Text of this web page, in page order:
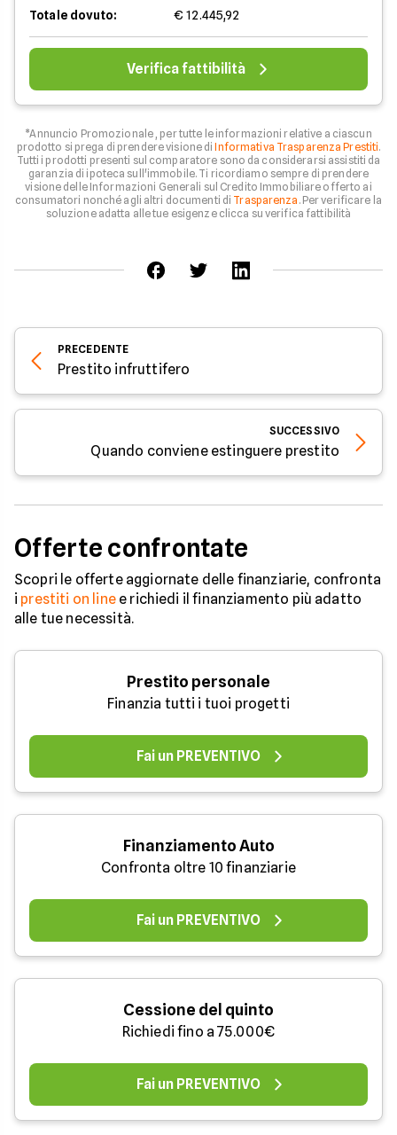
Totale dovuto: € 12.445,92
Verifica fattibilità
*Annuncio Promozionale , per tutte le informazioni relative a ciascun
prodotto si prega di prendere visione diInformativa Trasparenza Prestiti.
Tutti i prodotti presenti sul comparatore sono da considerarsi assistiti da
garanzia di ipoteca sull'immobile. Ti ricordiamo sempre di prendere
visione delle Informazioni Generali sul Credito Immobiliare offerto ai
consumatori nonché agli altri documenti di Trasparenza . Per verificare la
soluzione adatta alle tue esigenze clicca su verifica fattibilità
PRECEDENTE
Prestito infruttifero
SUCCESSIVO
Quando conviene estinguere prestito
Offerte confrontate
Scopri le offerte aggiornate delle finanziarie, confronta
i prestiti on linee richiedi il finanziamento più adatto
alle tue necessità.
Prestito personale
Finanzia tutti i tuoi progetti
Fai un PREVENTIVO
Finanziamento Auto
Confronta oltre 10 finanziarie
Fai un PREVENTIVO
Cessione del quinto
Richiedi fino a 75.000€
Fai un PREVENTIVO